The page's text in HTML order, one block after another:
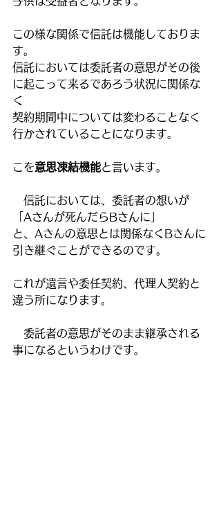
この様な関係で信託は機能しておりま
す。
信託においては委託者の意思がその後
に起こって来るであろう状況に関係な
く
契約期間中については変わることなく
行かされていることになります。
こを意思凍結機能と言います。
信託においては、委託者の想いが
「Aさんが死んだらBさんに」
と、Aさんの意思とは関係なくBさんに
引き継ぐことができるのです。
これが遺言や委任契約、代理人契約と
違う所になります。
委託者の意思がそのまま継承される
事になるというわけです。